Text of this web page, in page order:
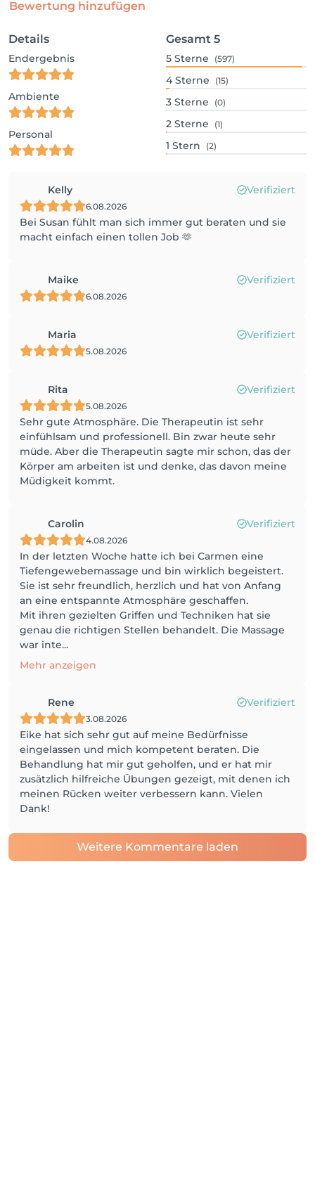
Bewertung hinzufügen
Details
Endergebnis
Ambiente
Personal
Gesamt 5
5 Sterne (597)
4 Sterne (15)
3 Sterne (0)
2 Sterne (1)
1 Stern (2)
Kelly Verifiziert
6.08.2026
Bei Susan fühlt man sich immer gut beraten und sie
macht einfach einen tollen Job 🫶
Maike Verifiziert
6.08.2026
Maria Verifiziert
5.08.2026
Rita Verifiziert
5.08.2026
Sehr gute Atmosphäre. Die Therapeutin ist sehr
einfühlsam und professionell. Bin zwar heute sehr
müde. Aber die Therapeutin sagte mir schon, das der
Körper am arbeiten ist und denke, das davon meine
Müdigkeit kommt.
Carolin Verifiziert
4.08.2026
In der letzten Woche hatte ich bei Carmen eine
Tiefengewebemassage und bin wirklich begeistert.
Sie ist sehr freundlich, herzlich und hat von Anfang
an eine entspannte Atmosphäre geschaffen.
Mit ihren gezielten Griffen und Techniken hat sie
genau die richtigen Stellen behandelt. Die Massage
war inte...
Mehr anzeigen
Rene Verifiziert
3.08.2026
Eike hat sich sehr gut auf meine Bedürfnisse
eingelassen und mich kompetent beraten. Die
Behandlung hat mir gut geholfen, und er hat mir
zusätzlich hilfreiche Übungen gezeigt, mit denen ich
meinen Rücken weiter verbessern kann. Vielen
Dank!
Weitere Kommentare laden